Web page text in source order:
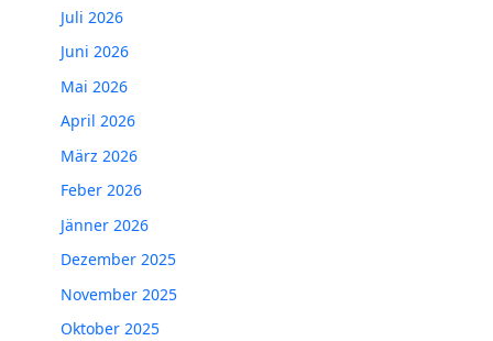
Juli 2026
Juni 2026
Mai 2026
April 2026
März 2026
Feber 2026
Jänner 2026
Dezember 2025
November 2025
Oktober 2025